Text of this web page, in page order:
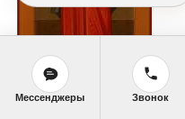
Мессенджеры Звонок